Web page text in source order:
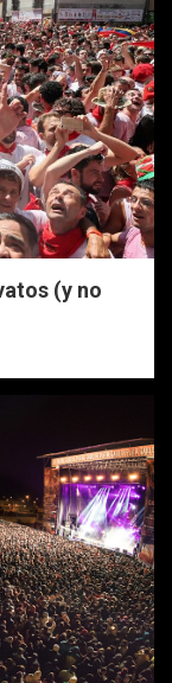
(y no